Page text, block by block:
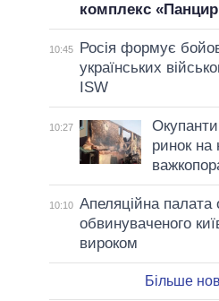
комплекс
10:45
Росія формує
українських
ISW
10:27
ринок
10:10 Апеляційна
обвинуваченого
вироком
Більше